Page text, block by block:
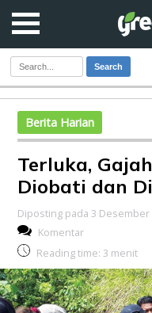
Search
Berita Harian
Terluka,
Diobati dan
Diposting pada 3 Desember
Komentar
Reading time: 3 menit